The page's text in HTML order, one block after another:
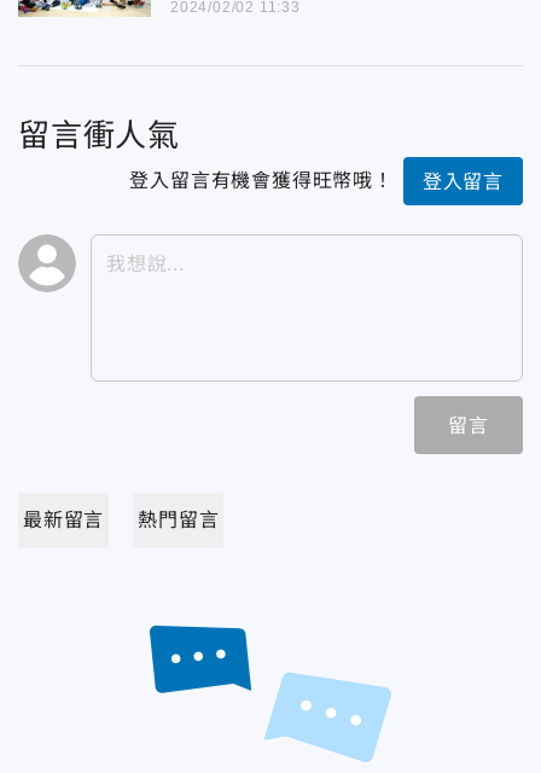
2024/02/02 11:33
留言衝人氣
登入留言有機會獲得旺幣哦！ 登入留言
留言
最新留言 熱門留言